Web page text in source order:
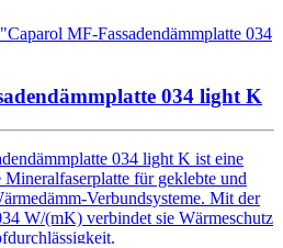
MF-Fassadendämmplatte 034
034 light K
034 light K ist eine
für geklebte und
Verbundsysteme. Mit der
W/(mK) verbindet sie Wärmeschutz